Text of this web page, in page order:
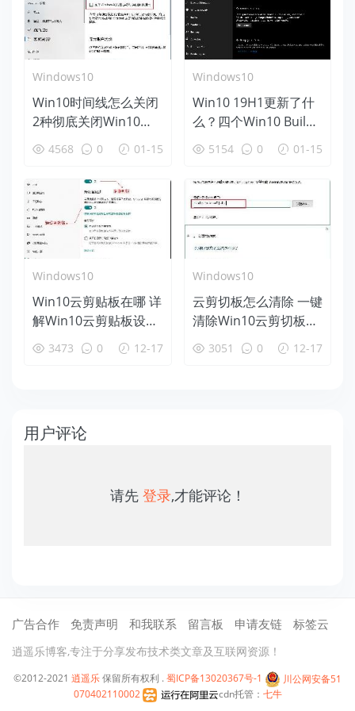
Windows10
Win10时间线怎么关闭
2种彻底关闭Win10时
间线方法
4568 0 01-15
Windows10
Win10 19H1更新了什
么？四个Win10 Build
18312新特性盘点
5154 0 01-15
Windows10
Win10云剪贴板在哪 详
解Win10云剪贴板设置
使用教程
3473 0 12-17
Windows10
云剪切板怎么清除 一键
清除Win10云剪切板方
法 3051 0 12-17
用户评论
请先 登录,才能评论！
广告合作 免责声明 和我联系 留言板 申请友链 标签云
逍遥乐博客,专注于分享发布技术类文章及互联网资源！
©2012-2021 逍遥乐保留所有权利 . 蜀ICP备13020367号-1
川公网安备51
070402110002
cdn托管： 七牛